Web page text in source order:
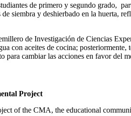
de primero y segundo grado,
siembra y deshierbado en la huerta,
de Investigación de Ciencias
con aceites de cocina;
para cambiar las acciones en favor del
Project
of the CMA, the educational